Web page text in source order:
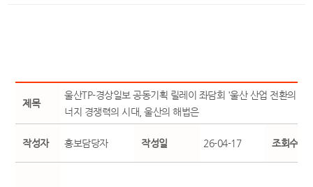
제목
울산TP-경상일보 공동기획 릴레이 좌담회 '울산 산업 전환의 시
너지 경쟁력의 시대, 울산의 해법은
작성자 홍보담당자 작성일 26-04-17 조회수